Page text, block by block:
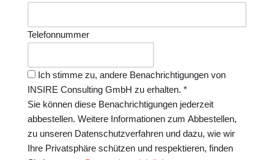
Telefonnummer
Ich stimme zu, andere Benachrichtigungen von
INSIRE Consulting GmbH zu erhalten. *
Sie können diese Benachrichtigungen jederzeit
abbestellen. Weitere Informationen zum Abbestellen,
zu unseren Datenschutzverfahren und dazu, wie wir
Ihre Privatsphäre schützen und respektieren, finden